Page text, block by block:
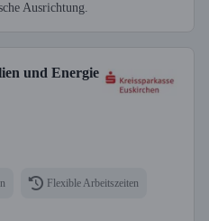
Ausrichtung.
und Energie
Flexible Arbeitszeiten